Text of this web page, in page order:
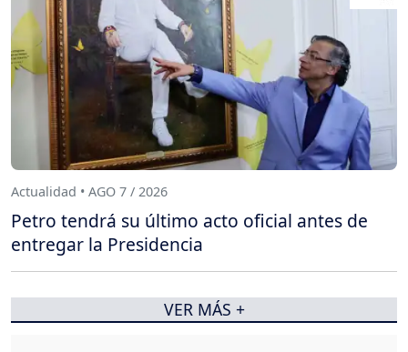
Actualidad • AGO 7 / 2026
Petro tendrá su último acto oficial antes de
entregar la Presidencia
VER MÁS +